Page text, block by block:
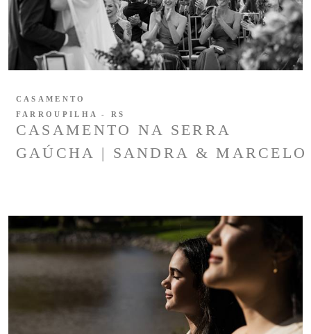
CASAMENTO NA SERRA
GAÚCHA | SANDRA & MARCELO
CASAMENTO
FARROUPILHA - RS